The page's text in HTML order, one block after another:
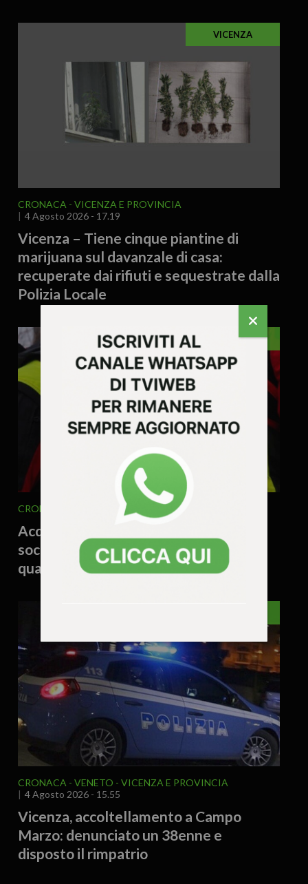
VICENZA
CRONACA
VICENZA E PROVINCIA
4 Agosto 2026 - 17.19
Vicenza – Tiene cinque piantine di
marijuana sul davanzale di casa:
recuperate dai rifiuti e sequestrate dalla
Polizia Locale
VENETO
CRONACA 4 Agosto 2026 - 16.37
Acqua contaminata, escursionista
soccorso dopo una notte in bivacco:
quattro interventi in montagna
CRONACA VENETO
VICENZA E PROVINCIA
4 Agosto 2026 - 15.55
Vicenza, accoltellamento a Campo
Marzo: denunciato un 38enne e
disposto il rimpatrio